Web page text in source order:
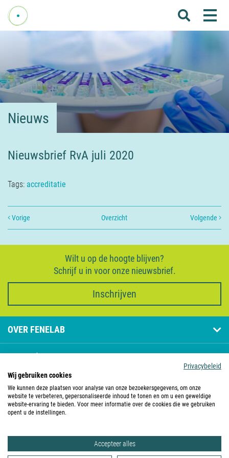
Over Fenelab
Commissies
Donateurs
Agenda
Internationaal
Verzekeringen
Nieuws
Nieuwsbrief RvA juli 2020
Tags: accreditatie
Vorige Overzicht Volgende
Wilt u op de hoogte blijven?
Schrijf u in voor onze nieuwsbrief.
Inschrijven
OVER FENELAB
PAGINA'S
CONTACT
FENELAB IS LID VAN
Privacybeleid
Wij gebruiken cookies
We kunnen deze plaatsen voor analyse van onze bezoekersgegevens, om onze
website te verbeteren, gepersonaliseerde inhoud te tonen en om u een geweldige
website-ervaring te bieden. Voor meer informatie over de cookies die we gebruiken
opent u de instellingen.
Accepteer alles